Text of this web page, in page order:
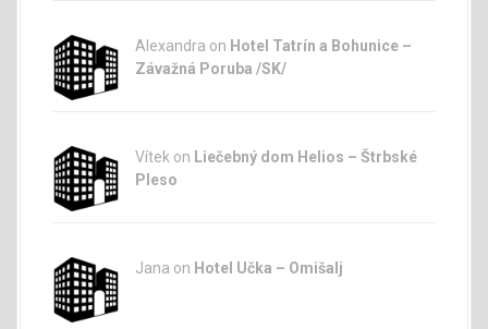
Alexandra on Hotel Tatrín a Bohunice –
Závažná Poruba /SK/
Vítek on Liečebný dom Helios – Štrbské
Pleso
Jana on Hotel Učka – Omišalj